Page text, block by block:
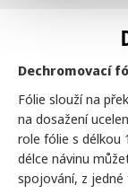
Dechromovací
Fólie slouží na
na dosažení
role fólie s délkou
délce návinu
spojování, z jedné